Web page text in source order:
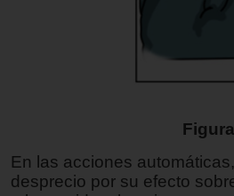
En las acciones
desprecio por su efecto